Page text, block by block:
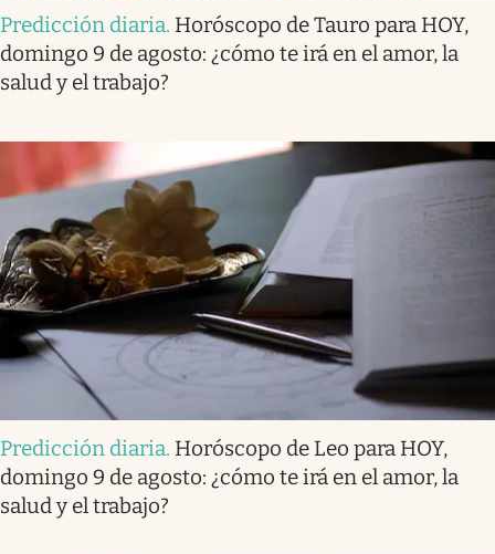
Predicción diaria. Horóscopo de Tauro para HOY,
domingo 9 de agosto: ¿cómo te irá en el amor, la
salud y el trabajo?
Predicción diaria. Horóscopo de Leo para HOY,
domingo 9 de agosto: ¿cómo te irá en el amor, la
salud y el trabajo?